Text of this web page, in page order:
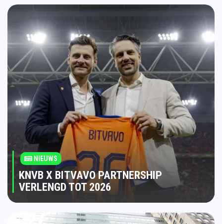
NIEUWS
KNVB X BITVAVO PARTNERSHIP
VERLENGD TOT 2026